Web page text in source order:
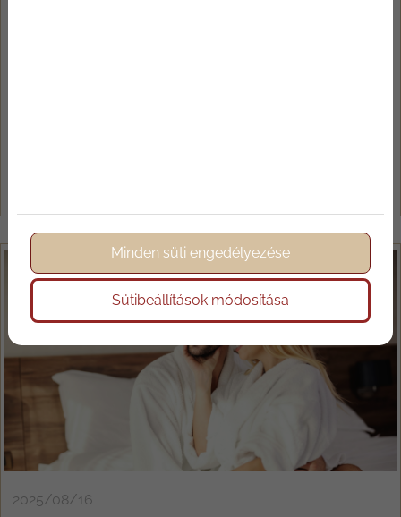
2025/08/16
Minden süti engedélyezése
Sütibeállítások módosítása